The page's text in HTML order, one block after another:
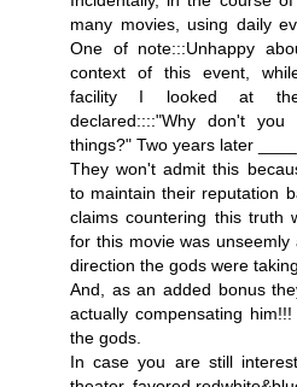
many movies, using daily
One of note:::Unhappy
context of this event,
facility I looked at
declared::::"Why don't
things?" Two years later
They won't admit this
to maintain their reputation
claims countering this truth
for this movie was
direction the gods were
And, as an added bonus
actually compensating
the gods.
In case you are still